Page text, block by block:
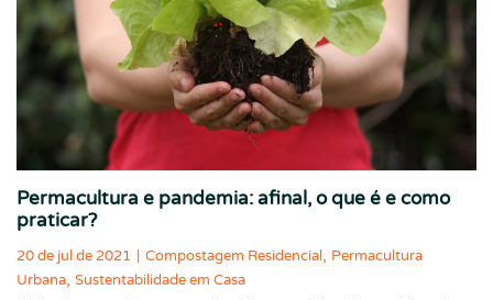
Permacultura e pandemia: afinal, o que é e como
praticar?
20 de jul de 2021 | Compostagem Residencial, Permacultura
Urbana, Sustentabilidade em Casa